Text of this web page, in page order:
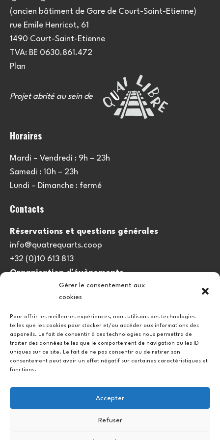
Gérer le consentement aux
cookies
Pour offrir les meilleures expériences, nous utilisons des technologies
telles que les cookies pour stocker et/ou accéder aux informations des
appareils. Le fait de consentir à ces technologies nous permettra de
traiter des données telles que le comportement de navigation ou les ID
uniques sur ce site. Le fait de ne pas consentir ou de retirer son
consentement peut avoir un effet négatif sur certaines caractéristiques et
fonctions.
Accepter
Refuser
(ancien bâtiment de Gare de Court-Saint-Etienne)
rue Emile Henricot, 61
1490 Court-Saint-Etienne
TVA: BE 0630.861.472
Plan
Projet abrité au sein de
Horaires
Mardi – Vendredi : 9h – 23h
Samedi : 10h – 23h
Lundi – Dimanche : fermé
Contacts
Réservations et questions générales
info@quatrequarts.coop
+32 (0)10 613 813
Organisation d’évènements
viedulieu@quatrequarts.coop
Politique de cookies (UE)